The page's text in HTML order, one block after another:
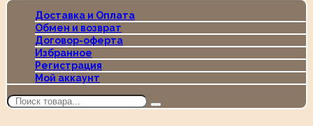
Доставка и Оплата
Обмен и возврат
Договор-оферта
Избранное
Регистрация
Мой аккаунт